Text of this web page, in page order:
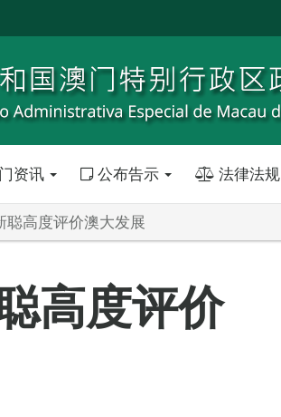
资讯 公布告示 法律法规
聪高度评价澳大发展
高度评价